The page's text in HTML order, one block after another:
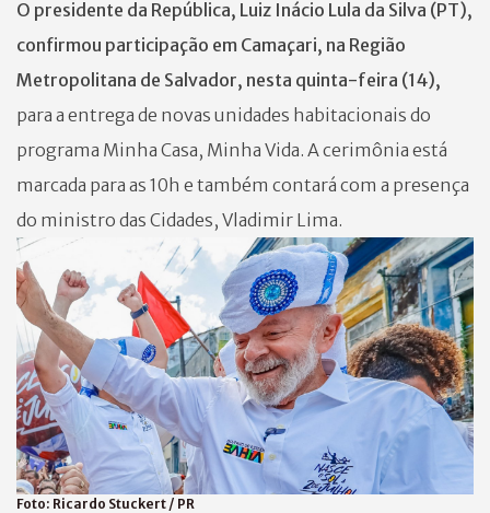
O presidente da República, Luiz Inácio Lula da Silva (PT),
confirmou participação em Camaçari, na Região
Metropolitana de Salvador, nesta quinta-feira (14),
para a entrega de novas unidades habitacionais do
programa Minha Casa, Minha Vida. A cerimônia está
marcada para as 10h e também contará com a presença
do ministro das Cidades, Vladimir Lima.
Foto: Ricardo Stuckert / PR